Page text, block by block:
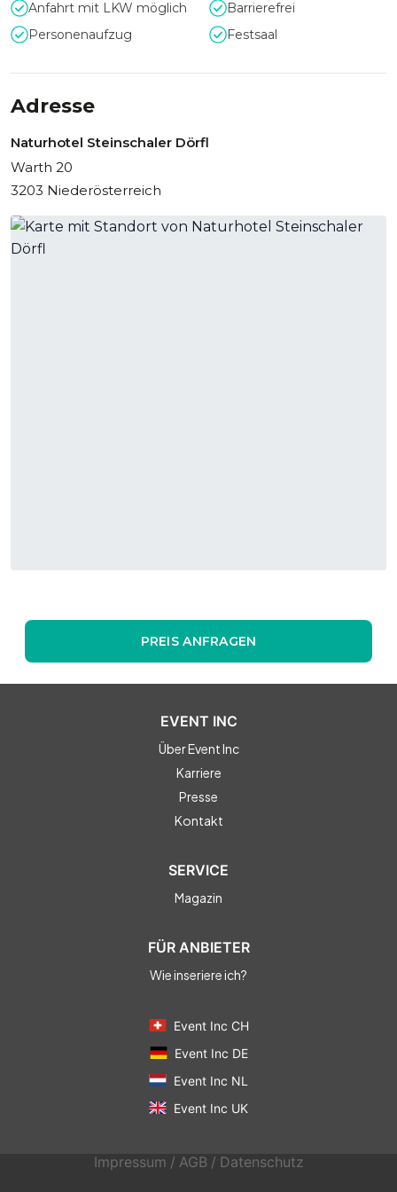
Anfahrt mit LKW möglich
Barrierefrei
Personenaufzug
Festsaal
Adresse
Naturhotel Steinschaler Dörfl
Warth 20
3203 Niederösterreich
PREIS ANFRAGEN
EVENT INC
Über Event Inc
Karriere
Presse
Kontakt
SERVICE
Magazin
FÜR ANBIETER
Wie inseriere ich?
Event Inc CH
Event Inc DE
Event Inc NL
Event Inc UK
Impressum / AGB / Datenschutz